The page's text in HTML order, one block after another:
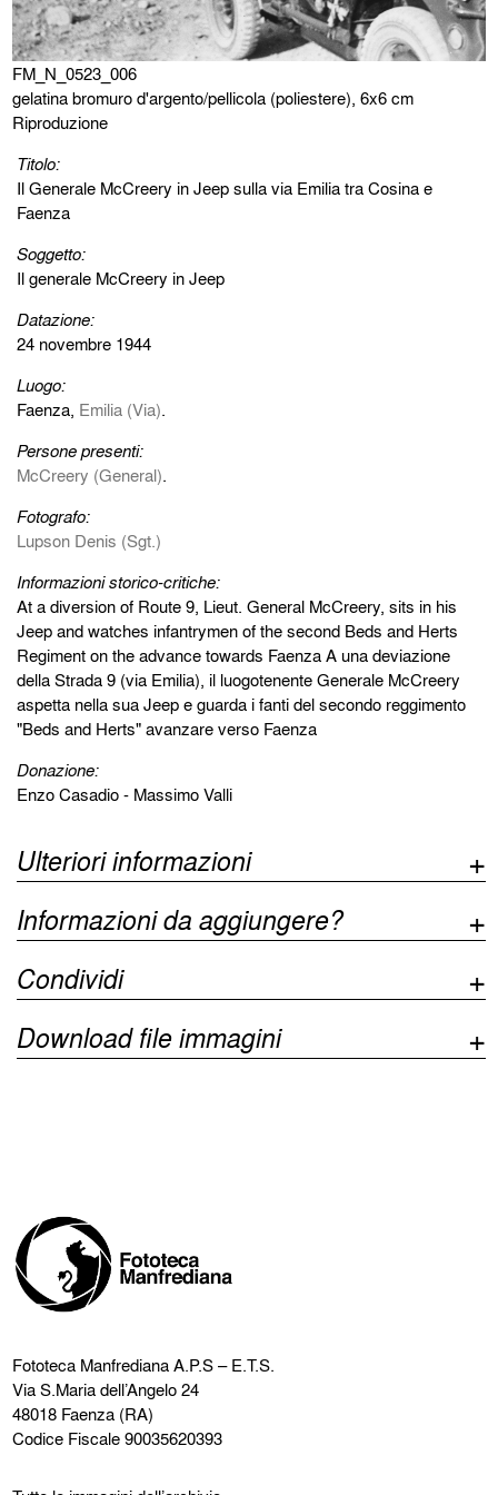
FM_N_0523_006
gelatina bromuro d'argento/pellicola (poliestere), 6x6 cm
Riproduzione
Titolo:
Il Generale McCreery in Jeep sulla via Emilia tra Cosina e
Faenza
Soggetto:
Il generale McCreery in Jeep
Datazione:
24 novembre 1944
Luogo:
Faenza, Emilia (Via).
Persone presenti:
McCreery (General).
Fotografo:
Lupson Denis (Sgt.)
Informazioni storico-critiche:
At a diversion of Route 9, Lieut. General McCreery, sits in his
Jeep and watches infantrymen of the second Beds and Herts
Regiment on the advance towards Faenza A una deviazione
della Strada 9 (via Emilia), il luogotenente Generale McCreery
aspetta nella sua Jeep e guarda i fanti del secondo reggimento
"Beds and Herts" avanzare verso Faenza
Donazione:
Enzo Casadio - Massimo Valli
Ulteriori informazioni
Informazioni da aggiungere?
Condividi
Download file immagini
Fototeca ManfredianaA.P.S – E.T.S.
Via S.Maria dell’Angelo 24
48018 Faenza (RA)
Codice Fiscale 90035620393